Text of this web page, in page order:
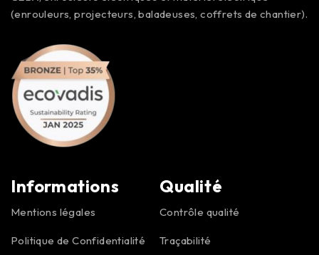
(enrouleurs, projecteurs, baladeuses, coffrets de chantier).
Informations
Mentions légales
Politique de Confidentialité
Qualité
Contrôle qualité
Traçabilité